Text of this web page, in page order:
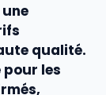
qualité.
pour les